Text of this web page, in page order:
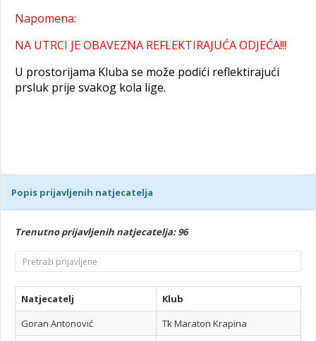
Napomena:
NA UTRCI JE OBAVEZNA REFLEKTIRAJUĆA ODJEĆA!!!
U prostorijama Kluba se može podići reflektirajući
prsluk prije svakog kola lige.
Popis prijavljenih natjecatelja
Trenutno prijavljenih natjecatelja: 96
Natjecatelj
Klub
Goran Antonović
Tk Maraton Krapina